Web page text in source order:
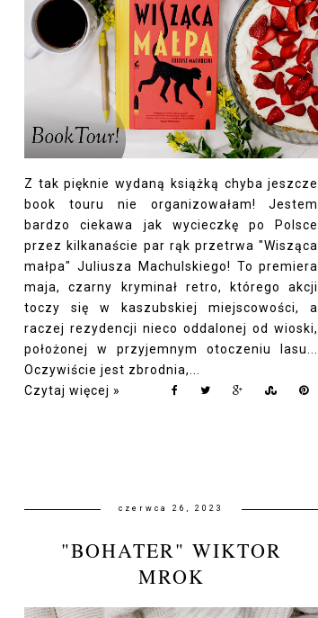
Z tak pięknie wydaną książką chyba jeszcze
book touru nie organizowałam! Jestem
bardzo ciekawa jak wycieczkę po Polsce
przez kilkanaście par rąk przetrwa "Wisząca
małpa" Juliusza Machulskiego! To premiera
maja, czarny kryminał retro, którego akcji
toczy się w kaszubskiej miejscowości, a
raczej rezydencji nieco oddalonej od wioski,
położonej w przyjemnym otoczeniu lasu...
Oczywiście jest zbrodnia,...
Czytaj więcej »
czerwca 26, 2023
"BOHATER" WIKTOR
MROK